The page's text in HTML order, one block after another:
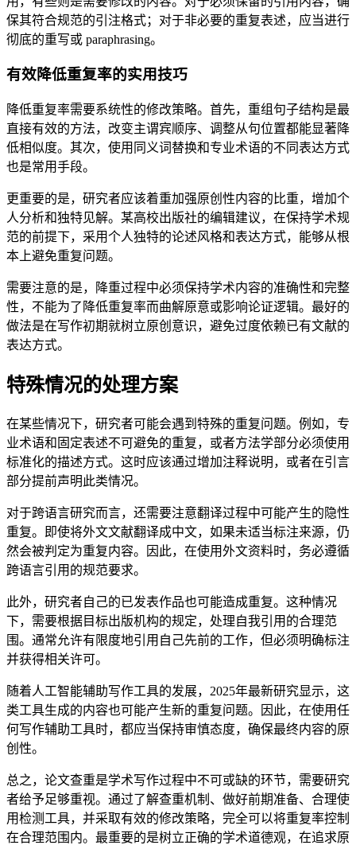
保其符合规范的引注格式；对于非必要的重复表述，应当进行
彻底的重写或 paraphrasing。
有效降低重复率的实用技巧
降低重复率需要系统性的修改策略。首先，重组句子结构是最
直接有效的方法，改变主谓宾顺序、调整从句位置都能显著降
低相似度。其次，使用同义词替换和专业术语的不同表达方式
也是常用手段。
更重要的是，研究者应该着重加强原创性内容的比重，增加个
人分析和独特见解。某高校出版社的编辑建议，在保持学术规
范的前提下，采用个人独特的论述风格和表达方式，能够从根
本上避免重复问题。
需要注意的是，降重过程中必须保持学术内容的准确性和完整
性，不能为了降低重复率而曲解原意或影响论证逻辑。最好的
做法是在写作初期就树立原创意识，避免过度依赖已有文献的
表达方式。
特殊情况的处理方案
在某些情况下，研究者可能会遇到特殊的重复问题。例如，专
业术语和固定表述不可避免的重复，或者方法学部分必须使用
标准化的描述方式。这时应该通过增加注释说明，或者在引言
部分提前声明此类情况。
对于跨语言研究而言，还需要注意翻译过程中可能产生的隐性
重复。即使将外文文献翻译成中文，如果未适当标注来源，仍
然会被判定为重复内容。因此，在使用外文资料时，务必遵循
跨语言引用的规范要求。
此外，研究者自己的已发表作品也可能造成重复。这种情况
下，需要根据目标出版机构的规定，处理自我引用的合理范
围。通常允许有限度地引用自己先前的工作，但必须明确标注
并获得相关许可。
随着人工智能辅助写作工具的发展，2025年最新研究显示，这
类工具生成的内容也可能产生新的重复问题。因此，在使用任
何写作辅助工具时，都应当保持审慎态度，确保最终内容的原
创性。
总之，论文查重是学术写作过程中不可或缺的环节，需要研究
者给予足够重视。通过了解查重机制、做好前期准备、合理使
用检测工具，并采取有效的修改策略，完全可以将重复率控制
在合理范围内。最重要的是树立正确的学术道德观，在追求原